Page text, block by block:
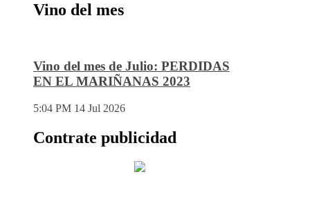
Vino del mes
Vino del mes de Julio: PERDIDAS
EN EL MARIÑANAS 2023
5:04 PM 14 Jul 2026
Contrate publicidad